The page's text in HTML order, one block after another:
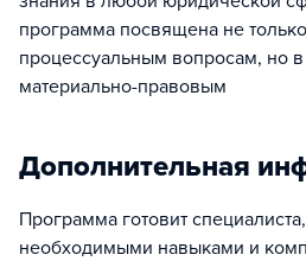
программа посвящена не
процессуальным вопросам, но
материально-правовым
Дополнительная
Программа готовит
необходимыми навыками и